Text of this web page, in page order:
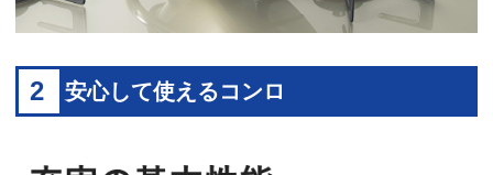
2 安心して使えるコンロ